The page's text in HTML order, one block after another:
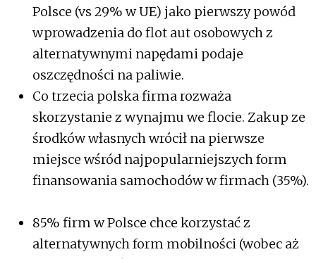
Polsce (vs 29% w UE) jako pierwszy powód
wprowadzenia do flot aut osobowych z
alternatywnymi napędami podaje
oszczędności na paliwie.
Co trzecia polska firma rozważa
skorzystanie z wynajmu we flocie. Zakup ze
środków własnych wrócił na pierwsze
miejsce wśród najpopularniejszych form
finansowania samochodów w firmach (35%).
85% firm w Polsce chce korzystać z
alternatywnych form mobilności (wobec aż